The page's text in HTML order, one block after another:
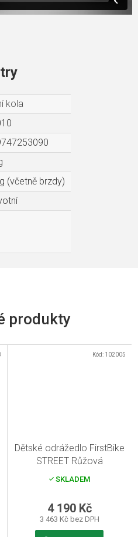
kola
(včetně brzdy)
Dětské odrážedlo FirstBike
STREET Růžová
SKLADEM
3 463 Kč bez DPH
4 190 Kč
Kód: 102005